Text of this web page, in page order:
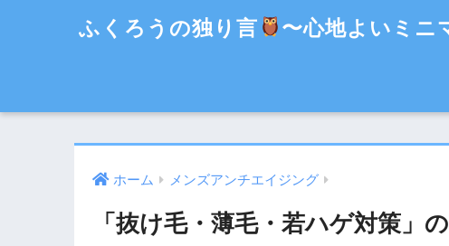
ふくろうの独り言 〜心地よいミニ
ホーム メンズアンチエイジング
「抜け毛・薄毛・若ハゲ対策」